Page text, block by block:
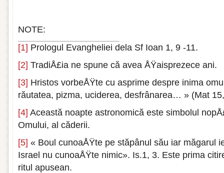
NOTE:
[1] Prologul Evangheliei dela Sf Ioan 1, 9 -11.
[2] TradiÅ£ia ne spune că avea ÅŸaisprezece ani.
[3] Hristos vorbeÅŸte cu asprime despre inima
răutatea, pizma, uciderea, desfrânarea… » (Mat
[4] Această noapte astronomică este simbolul
Omului, al căderii.
[5] « Boul cunoaÅŸte pe stăpânul său iar măgarul
Israel nu cunoaÅŸte nimic». Is.1, 3. Este prima
ritul apusean.